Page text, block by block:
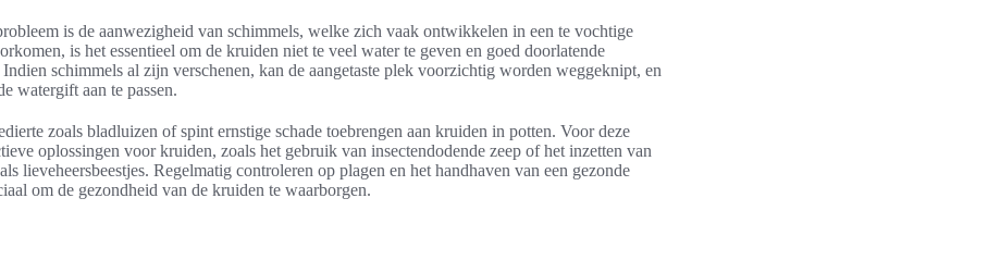
is de aanwezigheid van schimmels, welke zich vaak ontwikkelen in een te vochtige
is het essentieel om de kruiden niet te veel water te geven en goed doorlatende
schimmels al zijn verschenen, kan de aangetaste plek voorzichtig worden weggeknipt, en
watergift aan te passen.
zoals bladluizen of spint ernstige schade toebrengen aan kruiden in potten. Voor deze
oplossingen voor kruiden, zoals het gebruik van insectendodende zeep of het inzetten van
lieveheersbeestjes. Regelmatig controleren op plagen en het handhaven van een gezonde
om de gezondheid van de kruiden te waarborgen.